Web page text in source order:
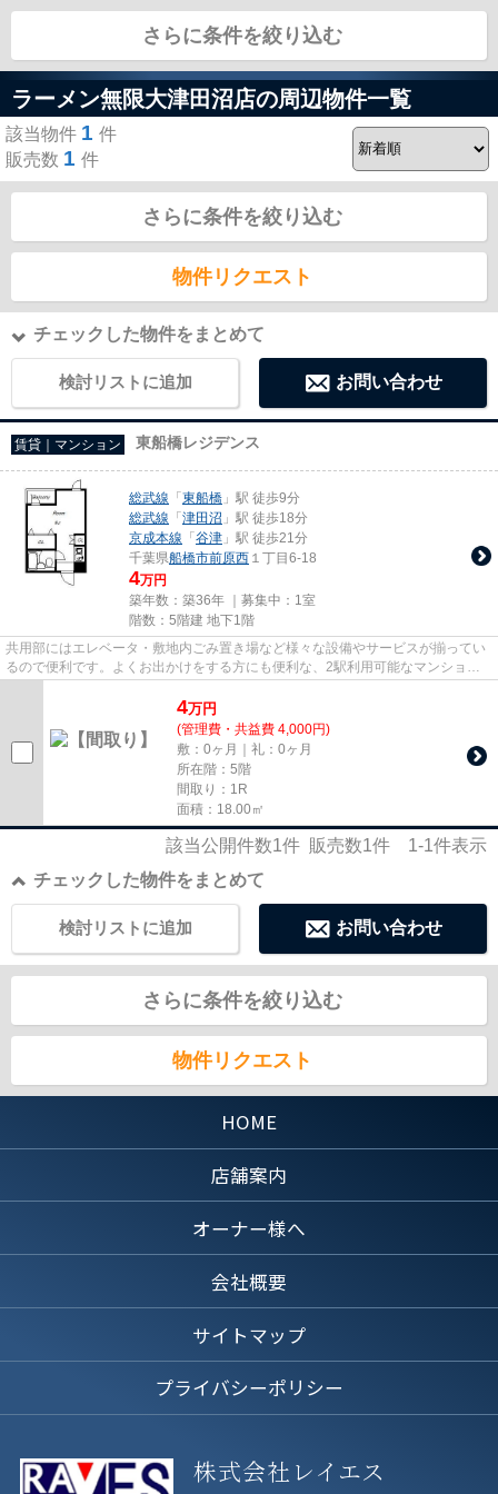
株式会社レイエス
ラーメン無限大津田沼店の周辺物件一覧
該当物件 1 件
販売数 1 件
さらに条件を絞り込む
物件リクエスト
チェックした物件をまとめて
検討リストに追加 お問い合わせ
賃貸｜マンション 東船橋レジデンス
総武線 「東船橋 」駅 徒歩9分
総武線 「津田沼 」駅 徒歩18分
京成本線 「谷津 」駅 徒歩21分
千葉県船橋市前原西 １丁目6-18
4万円
築年数：築36年 ｜募集中： 1室
階数：5階建 地下1階
共用部にはエレベータ・敷地内ごみ置き場など様々な設備やサービスが揃ってい
るので便利です。よくお出かけをする方にも便利な、2駅利用可能なマンション
です。遠くの風景を見つめるこ...
4万円
(管理費・共益費 4,000円)
敷：0ヶ月｜礼：0ヶ月
所在階：5階
間取り：1R
面積：18.00㎡
該当公開件数1件 販売数1件 1-1件表示
チェックした物件をまとめて
お問い合わせ
検討リストに追加
さらに条件を絞り込む
物件リクエスト
さらに条件を絞り込む
HOME
店舗案内
オーナー様へ
会社概要
サイトマップ
プライバシーポリシー
株式会社レイエス